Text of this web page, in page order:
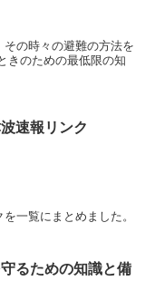
の時々の避難の方法を
きのための最低限の知
速報リンク
一覧にまとめました。
るための知識と備